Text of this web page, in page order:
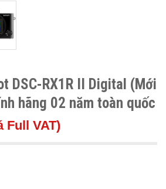
DSC-RX1R II Digital (Mới
hãng 02 năm toàn quốc
Full VAT)